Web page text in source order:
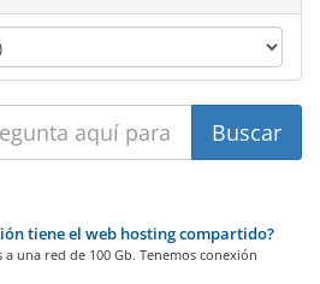
tiene el web hosting compartido?
una red de 100 Gb. Tenemos conexión